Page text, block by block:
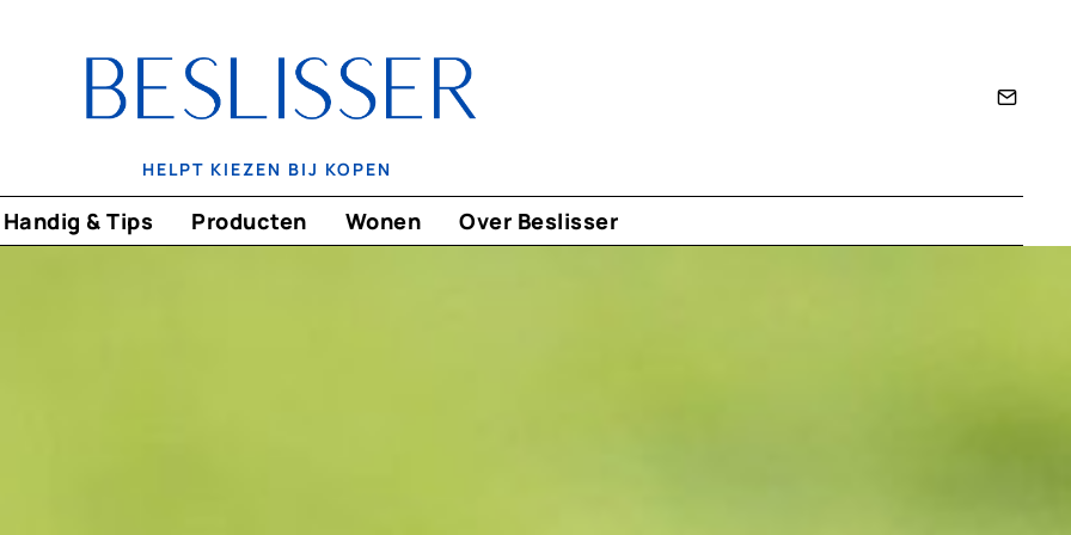
HELPT KIEZEN BIJ KOPEN
Handig & Tips Producten Wonen Over Beslisser